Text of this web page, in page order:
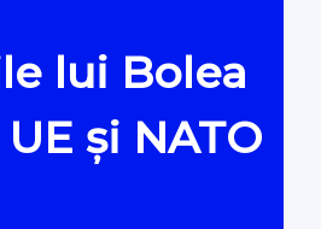
lui Bolea
și NATO